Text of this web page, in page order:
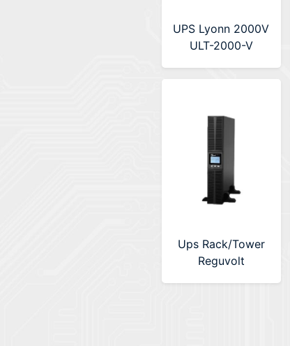
UPS Lyonn 2000V
ULT-2000-V
Ups Rack/Tower
Reguvolt